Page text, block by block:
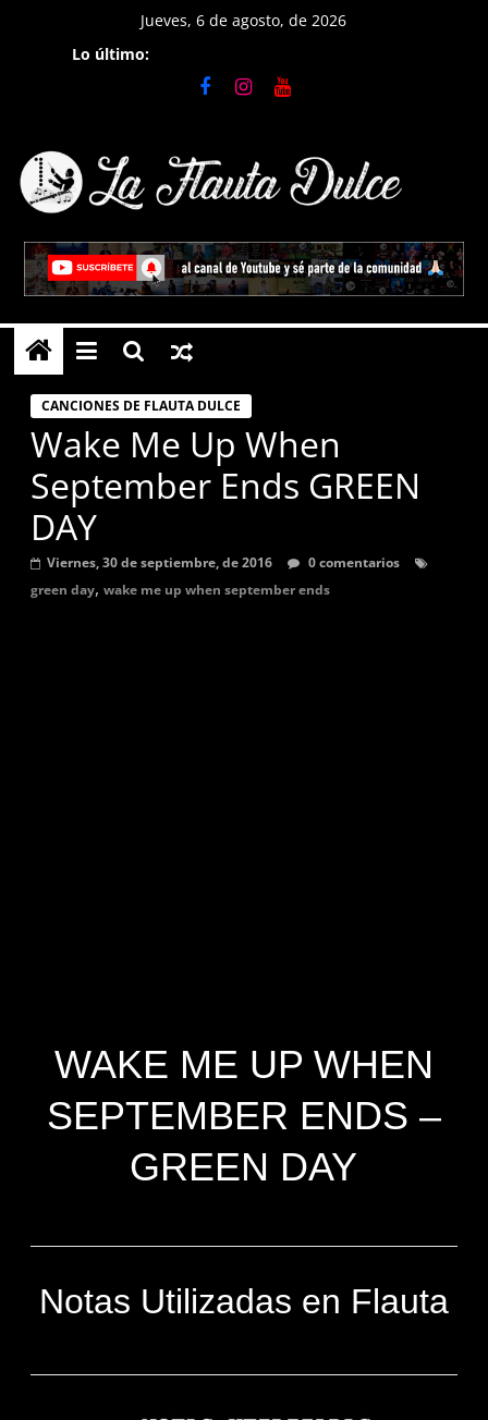
contenido
Jueves, 6 de agosto, de 2026
Lo último:
La
Flauta
Dulce
Tutoriales
Flauta
Dulce,
notas
graves,
agudas,
sostenidas
CANCIONES DE FLAUTA DULCE
Wake Me Up When
September Ends GREEN
DAY
Viernes, 30 de septiembre, de 2016
0 comentarios
green day,wake me up when september ends
WAKE ME UP WHEN
SEPTEMBER ENDS –
GREEN DAY
Notas Utilizadas en Flauta